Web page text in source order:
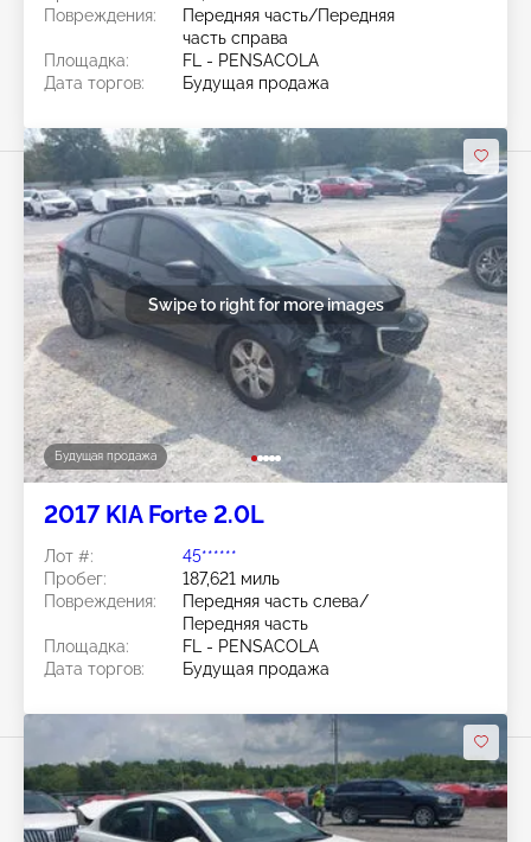
Повреждения:
Передняя часть/Передняя
часть справа
Площадка:
FL - PENSACOLA
Дата торгов:
Будущая продажа
Будущая продажа
Swipe to right for more images
2017 KIA Forte 2.0L
Лот #:
45******
Пробег:
187,621 миль
Повреждения:
Передняя часть слева/
Передняя часть
Площадка:
FL - PENSACOLA
Дата торгов:
Будущая продажа